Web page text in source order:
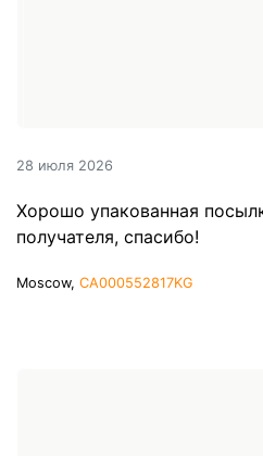
28 июля 2026
Хорошо упакованная
получателя, спасибо!
Moscow, CA000552817KG